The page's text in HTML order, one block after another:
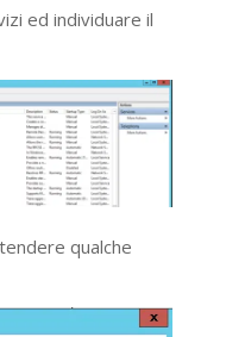
ed individuare il
qualche